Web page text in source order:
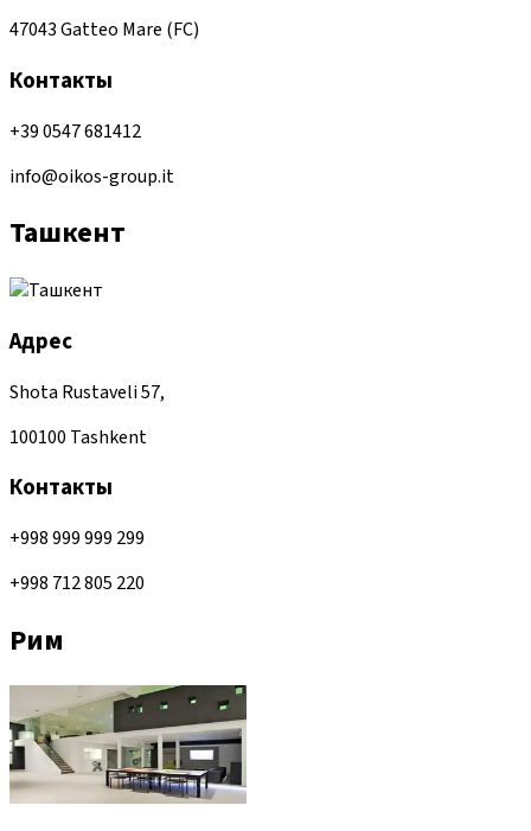
47043 Gatteo Mare (FC)
Контакты
+39 0547 681412
info@oikos-group.it
Ташкент
Адрес
Shota Rustaveli 57,
100100 Tashkent
Контакты
+998 999 999 299
+998 712 805 220
Рим